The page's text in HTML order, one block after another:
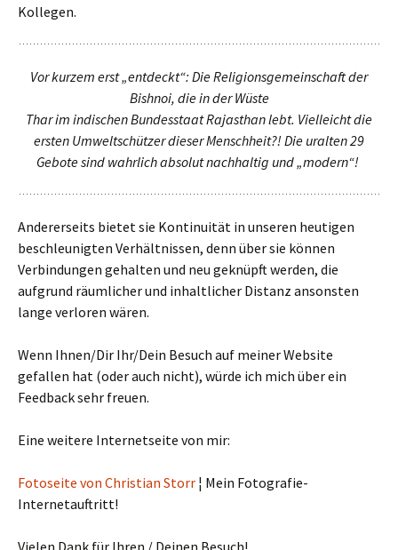
Kollegen.
Vor kurzem erst „entdeckt“: Die Religionsgemeinschaft der
Bishnoi, die in der Wüste
Thar im indischen Bundesstaat Rajasthan lebt. Vielleicht die
ersten Umweltschützer dieser Menschheit?! Die uralten 29
Gebote sind wahrlich absolut nachhaltig und „modern“!
Andererseits bietet sie Kontinuität in unseren heutigen
beschleunigten Verhältnissen, denn über sie können
Verbindungen gehalten und neu geknüpft werden, die
aufgrund räumlicher und inhaltlicher Distanz ansonsten
lange verloren wären.
Wenn Ihnen/Dir Ihr/Dein Besuch auf meiner Website
gefallen hat (oder auch nicht), würde ich mich über ein
Feedback sehr freuen.
Eine weitere Internetseite von mir:
Fotoseite von Christian Storr ¦ Mein Fotografie-
Internetauftritt!
Vielen Dank für Ihren / Deinen Besuch!